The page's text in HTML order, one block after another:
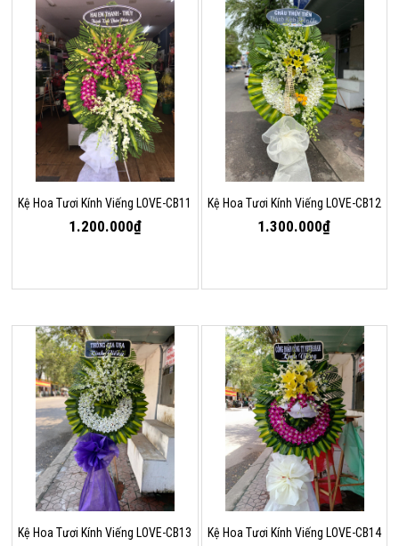
Kệ Hoa Tươi Kính Viếng LOVE-CB11
1.200.000₫
Kệ Hoa Tươi Kính Viếng LOVE-CB12
1.300.000₫
Kệ Hoa Tươi Kính Viếng LOVE-CB13 Kệ Hoa Tươi Kính Viếng LOVE-CB14